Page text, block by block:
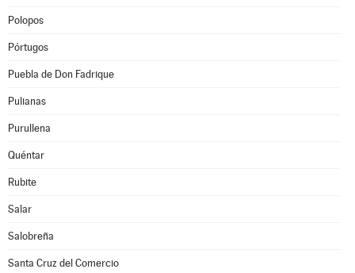
Polopos
Pórtugos
Puebla de Don Fadrique
Pulianas
Purullena
Quéntar
Rubite
Salar
Salobreña
Santa Cruz del Comercio